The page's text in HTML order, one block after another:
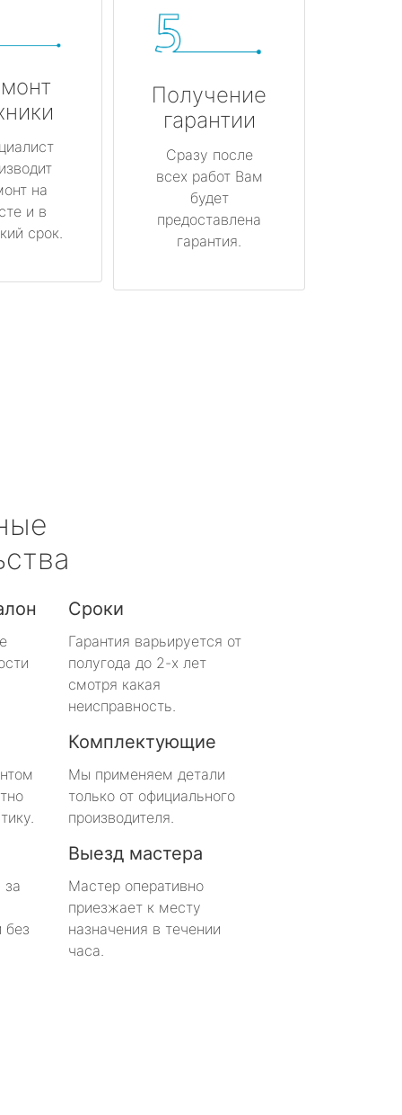
на
и в
срок.
Получение
гарантии
Сразу после
всех работ Вам
будет
предоставлена
гарантия.
Сроки
Гарантия варьируется от
полугода до 2-х лет
смотря какая
неисправность.
Комплектующие
Мы применяем детали
только от официального
производителя.
за
без
Выезд мастера
Мастер оперативно
приезжает к месту
назначения в течении
часа.